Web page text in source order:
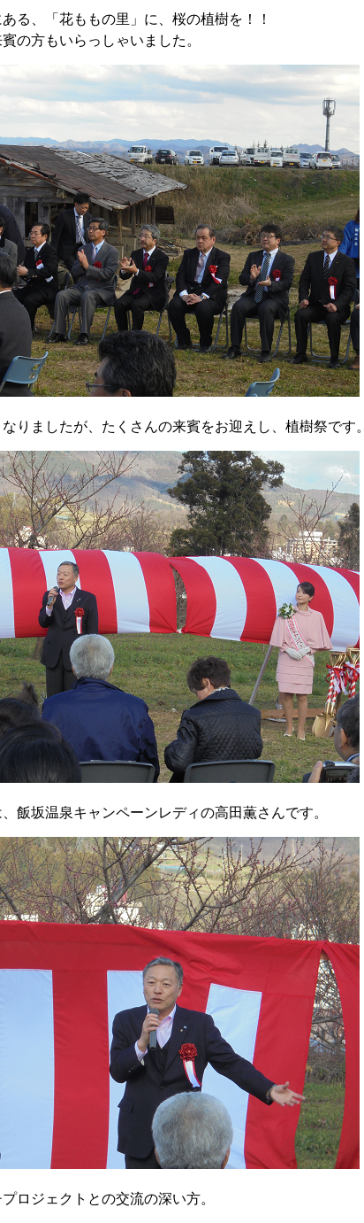
る、「花ももの里」に、桜の植樹を！！
の方もいらっしゃいました。
りましたが、たくさんの来賓をお迎えし、植樹祭です。
飯坂温泉キャンペーンレディの高田薫さんです。
ロジェクトとの交流の深い方。